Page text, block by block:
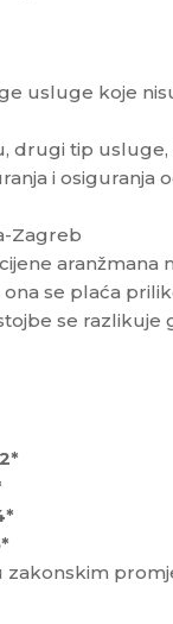
usluge koje
drugi tip
i osiguranja
Zagreb
aranžmana
se plaća
se
zakonskim